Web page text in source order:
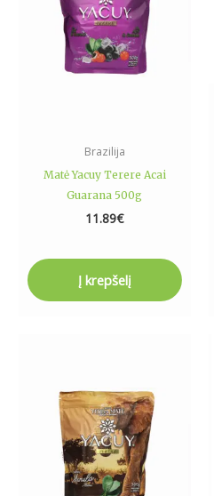
Brazilija
Matė Yacuy Terere Acai
Guarana 500g
11.89€
Į krepšelį